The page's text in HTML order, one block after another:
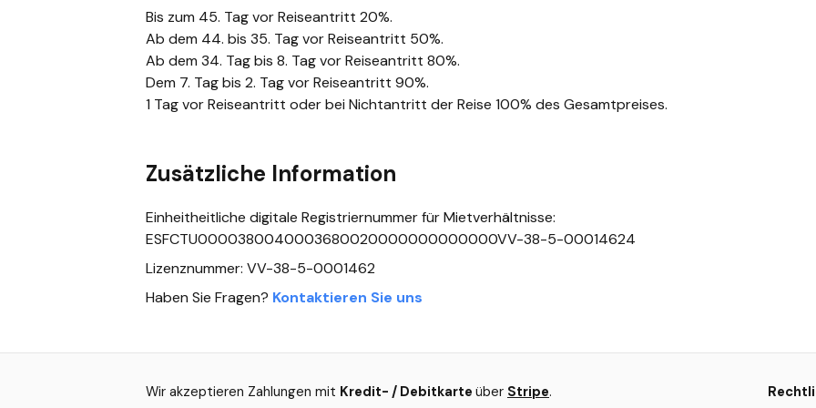
Bis zum 45. Tag vor Reiseantritt 20%.
Ab dem 44. bis 35. Tag vor Reiseantritt 50%.
Ab dem 34. Tag bis 8. Tag vor Reiseantritt 80%.
Dem 7. Tag bis 2. Tag vor Reiseantritt 90%.
1 Tag vor Reiseantritt oder bei Nichtantritt der Reise 100% des Gesamtpreises.
Zusätzliche Information
Einheitheitliche digitale Registriernummer für Mietverhältnisse:
ESFCTU0000380040003680020000000000000VV-38-5-00014624
Lizenznummer: VV-38-5-0001462
Haben Sie Fragen? Kontaktieren Sie uns
Wir akzeptieren Zahlungen mit Kredit- / Debitkarte über Stripe.